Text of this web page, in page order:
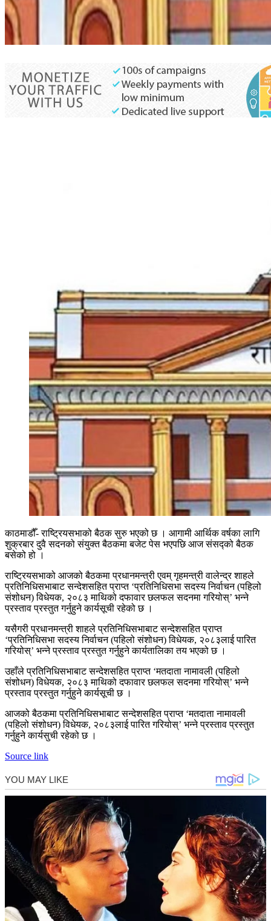
काठमाडौँ- राष्ट्रियसभाको बैठक सुरु भएको छ । आगामी आर्थिक वर्षका लागि
शुक्रबार दुवै सदनको संयुक्त बैठकमा बजेट पेस भएपछि आज संसद्को बैठक
बसेको हो ।
राष्ट्रियसभाको आजको बैठकमा प्रधानमन्त्री एवम् गृहमन्त्री वालेन्द्र शाहले
प्रतिनिधिसभाबाट सन्देशसहित प्राप्त ‘प्रतिनिधिसभा सदस्य निर्वाचन (पहिलो
संशोधन) विधेयक, २०८३ माथिको दफावार छलफल सदनमा गरियोस्’ भन्ने
प्रस्ताव प्रस्तुत गर्नुहुने कार्यसूची रहेको छ ।
यसैगरी प्रधानमन्त्री शाहले प्रतिनिधिसभाबाट सन्देशसहित प्राप्त
‘प्रतिनिधिसभा सदस्य निर्वाचन (पहिलो संशोधन) विधेयक, २०८३लाई पारित
गरियोस्’ भन्ने प्रस्ताव प्रस्तुत गर्नुहुने कार्यतालिका तय भएको छ ।
उहाँले प्रतिनिधिसभाबाट सन्देशसहित प्राप्त ‘मतदाता नामावली (पहिलो
संशोधन) विधेयक, २०८३ माथिको दफावार छलफल सदनमा गरियोस्’ भन्ने
प्रस्ताव प्रस्तुत गर्नुहुने कार्यसूची छ ।
आजको बैठकमा प्रतिनिधिसभाबाट सन्देशसहित प्राप्त ‘मतदाता नामावली
(पहिलो संशोधन) विधेयक, २०८३लाई पारित गरियोस्’ भन्ने प्रस्ताव प्रस्तुत
गर्नुहुने कार्यसुची रहेको छ ।
Source link